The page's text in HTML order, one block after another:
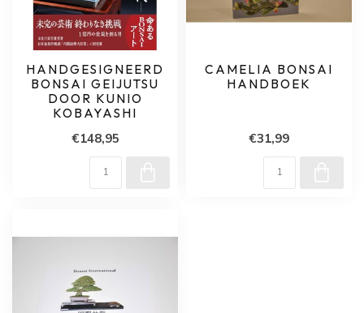
HANDGESIGNEERD
BONSAI GEIJUTSU
DOOR KUNIO
KOBAYASHI
€148,95
CAMELIA BONSAI
HANDBOEK
€31,99